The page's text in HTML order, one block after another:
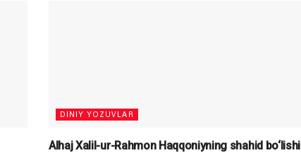
DINIY YOZUVLAR
Alhaj Xalil-ur-Rahmon Haqqoniyning shahid bo‘lishi